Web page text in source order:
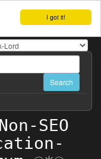
I got it!